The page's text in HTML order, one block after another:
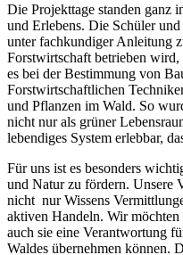
Die Projekttage standen ganz
und Erlebens. Die Schüler
unter fachkundiger Anleitung
Forstwirtschaft betrieben
es bei der Bestimmung von
Forstwirtschaftlichen
und Pflanzen im Wald. So
nicht nur als grüner
lebendiges System erlebbar,
Für uns ist es besonders
und Natur zu fördern. Unsere
nicht nur Wissens
aktiven Handeln. Wir möchten
auch sie eine Verantwortung
Waldes übernehmen können.